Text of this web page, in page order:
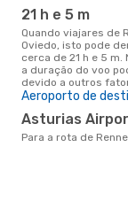
21 h e 5 m
Quando viajares de Rennes para
Oviedo, isto pode
cerca de 21 h e 5 m.
a duração do voo
devido a outros
Aeroporto de
Asturias
Para a rota de